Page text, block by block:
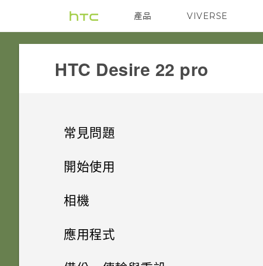
產品
VIVE G REIGNS
VIVERSE
HTC Desire 22 pro‎
常見問題
電源與充電
如果手機不斷重新啟動或無法開
機進入主畫面，該怎麼辦？
圖形該怎麼辦？
開始使用
打開包裝與設定
HTC Desire 22 pro 概觀
插入 nano SIM 卡和 microSD
相機
拍照和錄影
開始使用相機應用程式
應用程式
應用程式與通知